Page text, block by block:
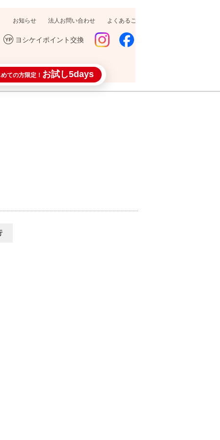
お知らせ 法人お問い合わせ よくあるご質問
ヨシケイポイント交換
ての方限定！ お試し5days